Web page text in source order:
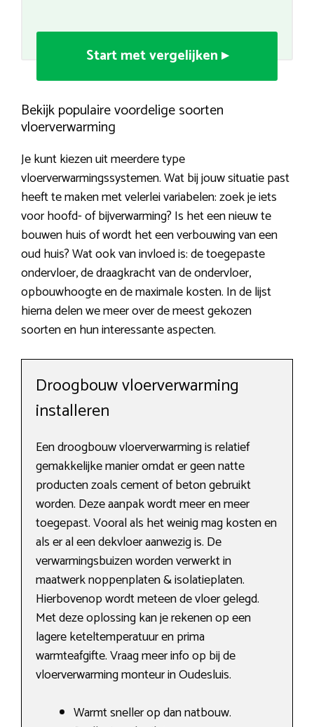
Start met vergelijken ▸
Bekijk populaire voordelige soorten
vloerverwarming
Je kunt kiezen uit meerdere type
vloerverwarmingssystemen. Wat bij jouw situatie past
heeft te maken met velerlei variabelen: zoek je iets
voor hoofd- of bijverwarming? Is het een nieuw te
bouwen huis of wordt het een verbouwing van een
oud huis? Wat ook van invloed is: de toegepaste
ondervloer, de draagkracht van de ondervloer,
opbouwhoogte en de maximale kosten. In de lijst
hierna delen we meer over de meest gekozen
soorten en hun interessante aspecten.
Droogbouw vloerverwarming
installeren
Een droogbouw vloerverwarming is relatief
gemakkelijke manier omdat er geen natte
producten zoals cement of beton gebruikt
worden. Deze aanpak wordt meer en meer
toegepast. Vooral als het weinig mag kosten en
als er al een dekvloer aanwezig is. De
verwarmingsbuizen worden verwerkt in
maatwerk noppenplaten & isolatieplaten.
Hierbovenop wordt meteen de vloer gelegd.
Met deze oplossing kan je rekenen op een
lagere keteltemperatuur en prima
warmteafgifte. Vraag meer info op bij de
vloerverwarming monteur in Oudesluis.
Warmt sneller op dan natbouw.